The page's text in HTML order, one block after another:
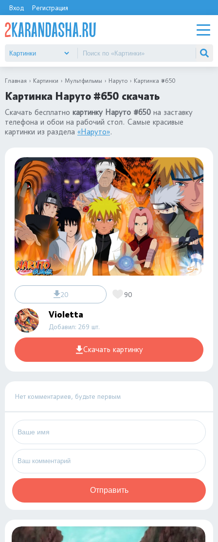
Вход Регистрация
Главная Картинки Мультфильмы Наруто Картинка #650
Картинка Наруто #650 скачать
Скачать бесплатно картинку Наруто #650 на заставку
телефона и обои на рабочий стол. Самые красивые
картинки из раздела «Наруто».
20 90
Violetta
Добавил: 269 шт.
Скачать картинку
Нет комментариев, будьте первым
Отправить